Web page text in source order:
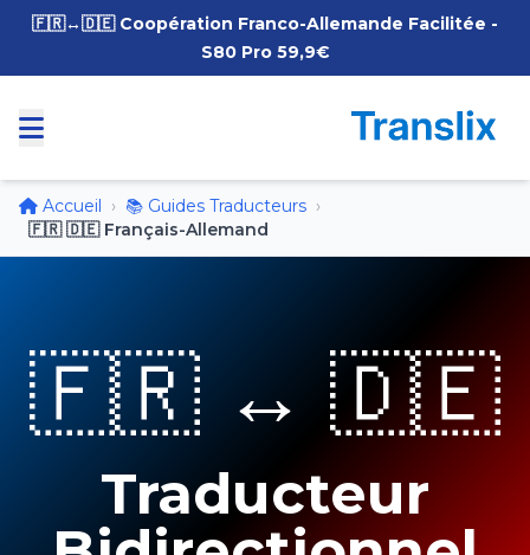
🇫🇷↔️🇩🇪 Coopération Franco-Allemande Facilitée -
S80 Pro 59,9€
Accueil › 📚 Guides Traducteurs ›
🇫🇷 🇩🇪 Français-Allemand
🇫🇷 ↔️ 🇩🇪
Traducteur